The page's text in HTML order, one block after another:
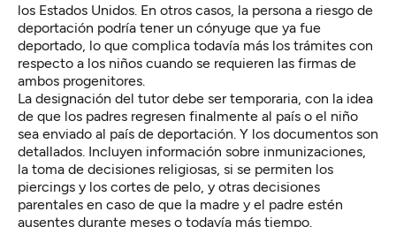
los Estados Unidos. En otros casos, la persona a riesgo de
deportación podría tener un cónyuge que ya fue
deportado, lo que complica todavía más los trámites con
respecto a los niños cuando se requieren las firmas de
ambos progenitores.
La designación del tutor debe ser temporaria, con la idea
de que los padres regresen finalmente al país o el niño
sea enviado al país de deportación. Y los documentos son
detallados. Incluyen información sobre inmunizaciones,
la toma de decisiones religiosas, si se permiten los
piercings y los cortes de pelo, y otras decisiones
parentales en caso de que la madre y el padre estén
ausentes durante meses o todavía más tiempo.